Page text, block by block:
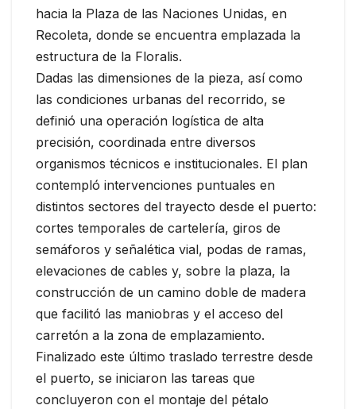
hacia la Plaza de las Naciones Unidas, en
Recoleta, donde se encuentra emplazada la
estructura de la Floralis.
Dadas las dimensiones de la pieza, así como
las condiciones urbanas del recorrido, se
definió una operación logística de alta
precisión, coordinada entre diversos
organismos técnicos e institucionales. El plan
contempló intervenciones puntuales en
distintos sectores del trayecto desde el puerto:
cortes temporales de cartelería, giros de
semáforos y señalética vial, podas de ramas,
elevaciones de cables y, sobre la plaza, la
construcción de un camino doble de madera
que facilitó las maniobras y el acceso del
carretón a la zona de emplazamiento.
Finalizado este último traslado terrestre desde
el puerto, se iniciaron las tareas que
concluyeron con el montaje del pétalo